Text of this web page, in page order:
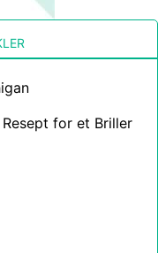
for et Briller